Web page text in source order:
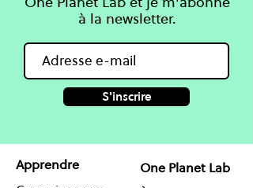
à la newsletter.
S'inscrire
Apprendre
One Planet Lab